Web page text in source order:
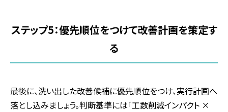
ステップ5：優先順位をつけて改善計画を策定す
る
最後に、洗い出した改善候補に優先順位をつけ、実行計画へ
落とし込みましょう。判断基準には「工数削減インパクト ×